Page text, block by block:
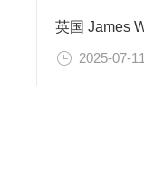
2025-07-11